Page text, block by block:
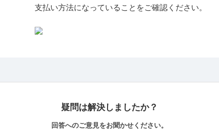
支払い方法になっていることをご確認ください。
疑問は解決しましたか？
回答へのご意見をお聞かせください。